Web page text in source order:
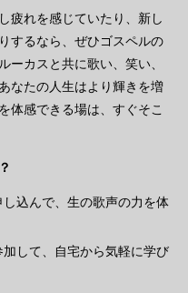
疲れを感じていたり、新し
するなら、ぜひゴスペルの
ーカスと共に歌い、笑い、
なたの人生はより輝きを増
体感できる場は、すぐそこ
込んで、生の歌声の力を体
して、自宅から気軽に学び